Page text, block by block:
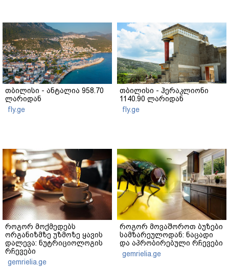
თბილისი - ანტალია 958.70
ლარიდან
fly.ge
თბილისი - ჰერაკლიონი
1140.90 ლარიდან
fly.ge
როგორ მოქმედებს
ორგანიზმზე უზმოზე ყავის
დალევა: ნუტრიციოლოგის
რჩევები
gemrielia.ge
როგორ მოვაშოროთ ბუზები
სამზარეულოდან: ნაცადი
და აპრობირებული რჩევები
gemrielia.ge